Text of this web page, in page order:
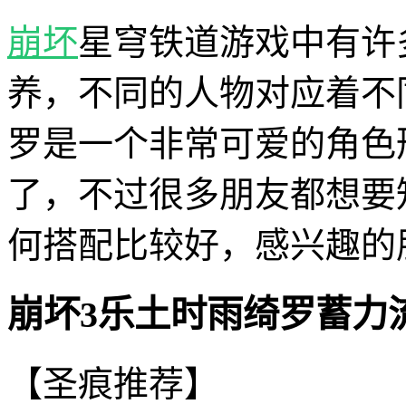
崩坏星穹铁道游戏中有许
养，不同的人物对应着
罗是一个非常可爱的角
了，不过很多朋友都想
何搭配比较好，感兴趣
崩坏3乐土时雨绮罗蓄力
【圣痕推荐】